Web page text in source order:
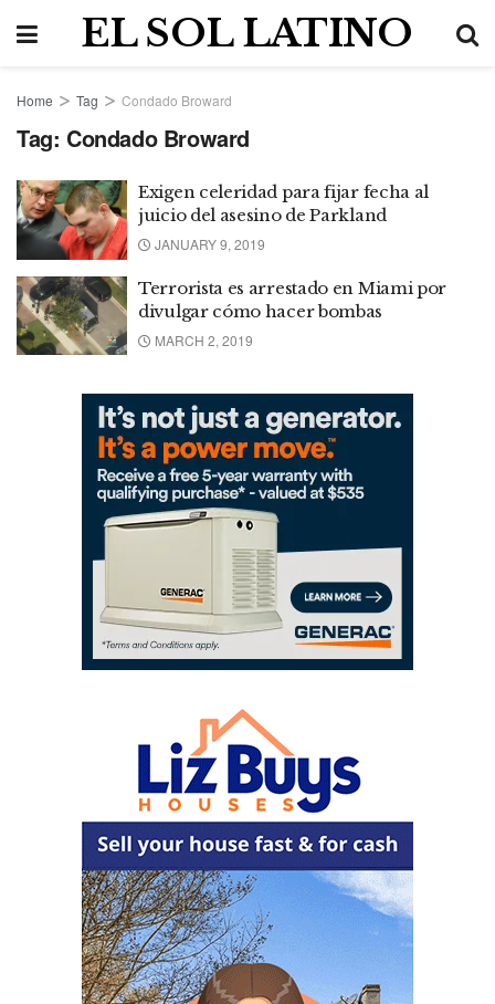
EL SOL LATINO
Home Tag Condado Broward
Tag: Condado Broward
Exigen celeridad para fijar fecha al
juicio del asesino de Parkland
JANUARY 9, 2019
Terrorista es arrestado en Miami por
divulgar cómo hacer bombas
MARCH 2, 2019